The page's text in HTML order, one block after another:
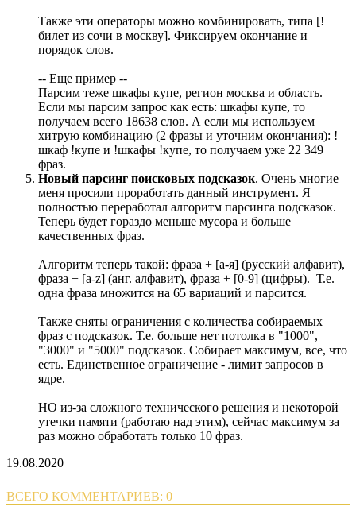
Также эти операторы можно комбинировать, типа [!
билет из сочи в москву]. Фиксируем окончание и
порядок слов.
-- Еще пример --
Парсим теже шкафы купе, регион москва и область.
Если мы парсим запрос как есть: шкафы купе, то
получаем всего 18638 слов. А если мы используем
хитрую комбинацию (2 фразы и уточним окончания): !
шкаф !купе и !шкафы !купе, то получаем уже 22 349
фраз.
Новый парсинг поисковых подсказок. Очень многие
меня просили проработать данный инструмент. Я
полностью переработал алгоритм парсинга подсказок.
Теперь будет гораздо меньше мусора и больше
качественных фраз.
Алгоритм теперь такой: фраза + [а-я] (русский алфавит),
фраза + [a-z] (анг. алфавит), фраза + [0-9] (цифры). Т.е.
одна фраза множится на 65 вариаций и парсится.
Также сняты ограничения с количества собираемых
фраз с подсказок. Т.е. больше нет потолка в "1000",
"3000" и "5000" подсказок. Собирает максимум, все, что
есть. Единственное ограничение - лимит запросов в
ядре.
НО из-за сложного технического решения и некоторой
утечки памяти (работаю над этим), сейчас максимум за
раз можно обработать только 10 фраз.
19.08.2020
ВСЕГО КОММЕНТАРИЕВ: 0